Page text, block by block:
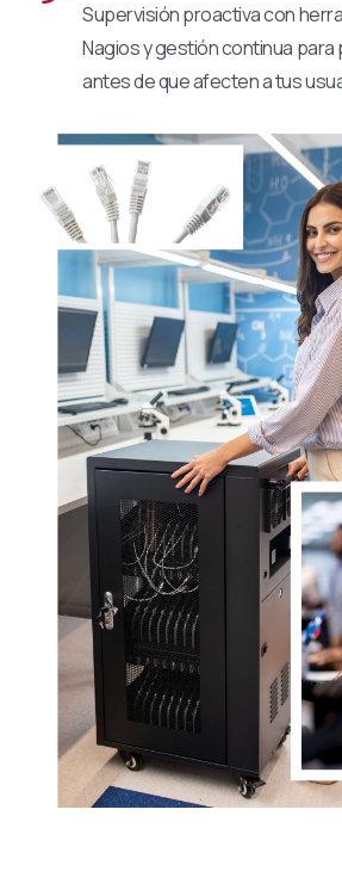
Supervisión proactiva con
Nagios y gestión continua
antes de que afecten a tus